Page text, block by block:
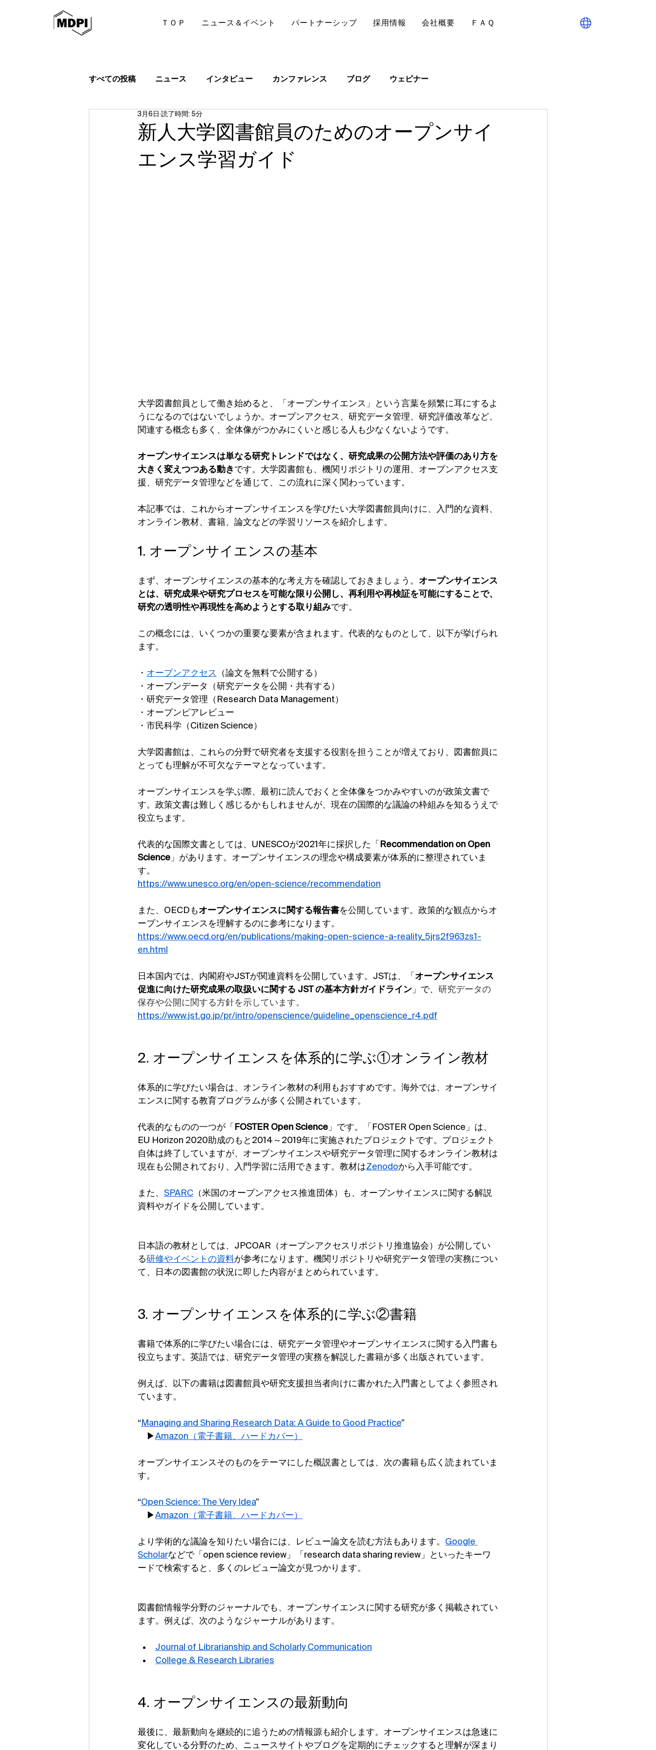
ＴＯＰ ニュース＆イベント パートナーシップ 採用情報 会社概要 ＦＡＱ
すべての投稿 ニュース インタビュー カンファレンス ブログ ウェビナー
新人大学図書館員のためのオープンサイ
エンス学習ガイド
3月6日 読了時間: 5分
大学図書館員として働き始めると、「オープンサイエンス」という言葉を頻繁に耳にするよ
うになるのではないでしょうか。オープンアクセス、研究データ管理、研究評価改革など、
関連する概念も多く、全体像がつかみにくいと感じる人も少なくないようです。
オープンサイエンスは単なる研究トレンドではなく、研究成果の公開方法や評価のあり方を
大きく変えつつある動き です。大学図書館も、機関リポジトリの運用、オープンアクセス支
援、研究データ管理などを通じて、この流れに深く関わっています。
本記事では、これからオープンサイエンスを学びたい大学図書館員向けに、入門的な資料、
オンライン教材、書籍、論文などの学習リソースを紹介します。
1. オープンサイエンスの基本
まず、オープンサイエンスの基本的な考え方を確認しておきましょう。 オープンサイエンス
とは、研究成果や研究プロセスを可能な限り公開し、再利用や再検証を可能にすることで、
研究の透明性や再現性を高めようとする取り組みです。
この概念には、いくつかの重要な要素が含まれます。代表的なものとして、以下が挙げられ
ます。
・ オープンアクセス
（論文を無料で公開する）
・オープンデータ（研究データを公開・共有する）
・研究データ管理（Research Data Management）
・オープンピアレビュー
・市民科学（Citizen Science）
大学図書館は、これらの分野で研究者を支援する役割を担うことが増えており、図書館員に
とっても理解が不可欠なテーマとなっています。
オープンサイエンスを学ぶ際、最初に読んでおくと全体像をつかみやすいのが政策文書で
す。政策文書は難しく感じるかもしれませんが、現在の国際的な議論の枠組みを知るうえで
役立ちます。
代表的な国際文書としては、UNESCOが2021年に採択した「 Recommendation on Open
Science 」があります。オープンサイエンスの理念や構成要素が体系的に整理されていま
す。
https://www.unesco.org/en/open-science/recommendation
また、OECDもオープンサイエンスに関する報告書を公開しています。政策的な観点からオ
ープンサイエンスを理解するのに参考になります。
https://www.oecd.org/en/publications/making-open-science-a-reality_5jrs2f963zs1-
en.html
日本国内では、内閣府やJSTが関連資料を公開しています。JSTは、「 オープンサイエンス
促進に向けた研究成果の取扱いに関する JST の基本方針ガイドライン 」で、 研究データの
保存や公開に関する方針を示しています。
https://www.jst.go.jp/pr/intro/openscience/guideline_openscience_r4.pdf
2. オープンサイエンスを体系的に学ぶ①オンライン教材
体系的に学びたい場合は、オンライン教材の利用もおすすめです。海外では、オープンサイ
エンスに関する教育プログラムが多く公開されています。
代表的なものの一つが「 FOSTER Open Science 」です。「FOSTER Open Science」は、
EU Horizon 2020助成のもと2014～2019年に実施されたプロジェクトです。プロジェクト
自体は終了していますが、オープンサイエンスや研究データ管理に関するオンライン教材は
現在も公開されており、入門学習に活用できます。教材はZenodoから入手可能です。
また、 SPARC （米国のオープンアクセス推進団体）も、オープンサイエンスに関する解説
資料やガイドを公開しています。
日本語の教材としては、JPCOAR（オープンアクセスリポジトリ推進協会）が公開してい
る研修やイベントの資料が参考になります。機関リポジトリや研究データ管理の実務につい
て、日本の図書館の状況に即した内容がまとめられています。
3. オープンサイエンスを体系的に学ぶ②書籍
書籍で体系的に学びたい場合には、研究データ管理やオープンサイエンスに関する入門書も
役立ちます。英語では、研究データ管理の実務を解説した書籍が多く出版されています。
例えば、以下の書籍は図書館員や研究支援担当者向けに書かれた入門書としてよく参照され
ています。
“ Managing and Sharing Research Data: A Guide to Good Practice”
▶Amazon（電子書籍、ハードカバー）
オープンサイエンスそのものをテーマにした概説書としては、次の書籍も広く読まれていま
す。
“Open Science: The Very Idea”
▶Amazon（電子書籍、ハードカバー）
より学術的な議論を知りたい場合には、レビュー論文を読む方法もあります。 Google
Scholarなどで「open science review」「research data sharing review」といったキーワ
ードで検索すると、多くのレビュー論文が見つかります。
図書館情報学分野のジャーナルでも、オープンサイエンスに関する研究が多く掲載されてい
ます。例えば、次のようなジャーナルがあります。
Journal of Librarianship and Scholarly Communication
College & Research Libraries
4. オープンサイエンスの最新動向
最後に、最新動向を継続的に追うための情報源も紹介します。オープンサイエンスは急速に
変化している分野のため、ニュースサイトやブログを定期的にチェックすると理解が深まり